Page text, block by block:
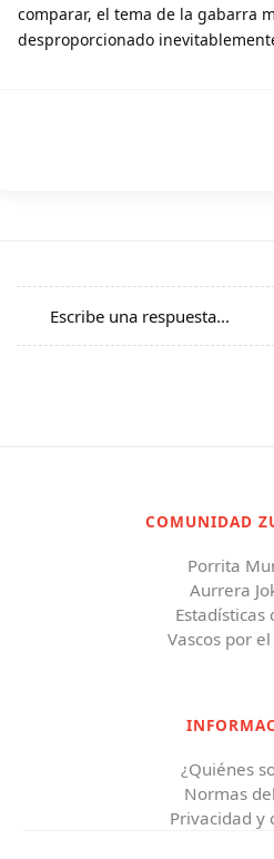
comparar, el tema de la gabarra
desproporcionado
Escribe una respuesta...
COMUNIDAD
Porrita
Aurrera
Estadísticas
Vascos por
¿Quiénes
Normas
Privacidad y